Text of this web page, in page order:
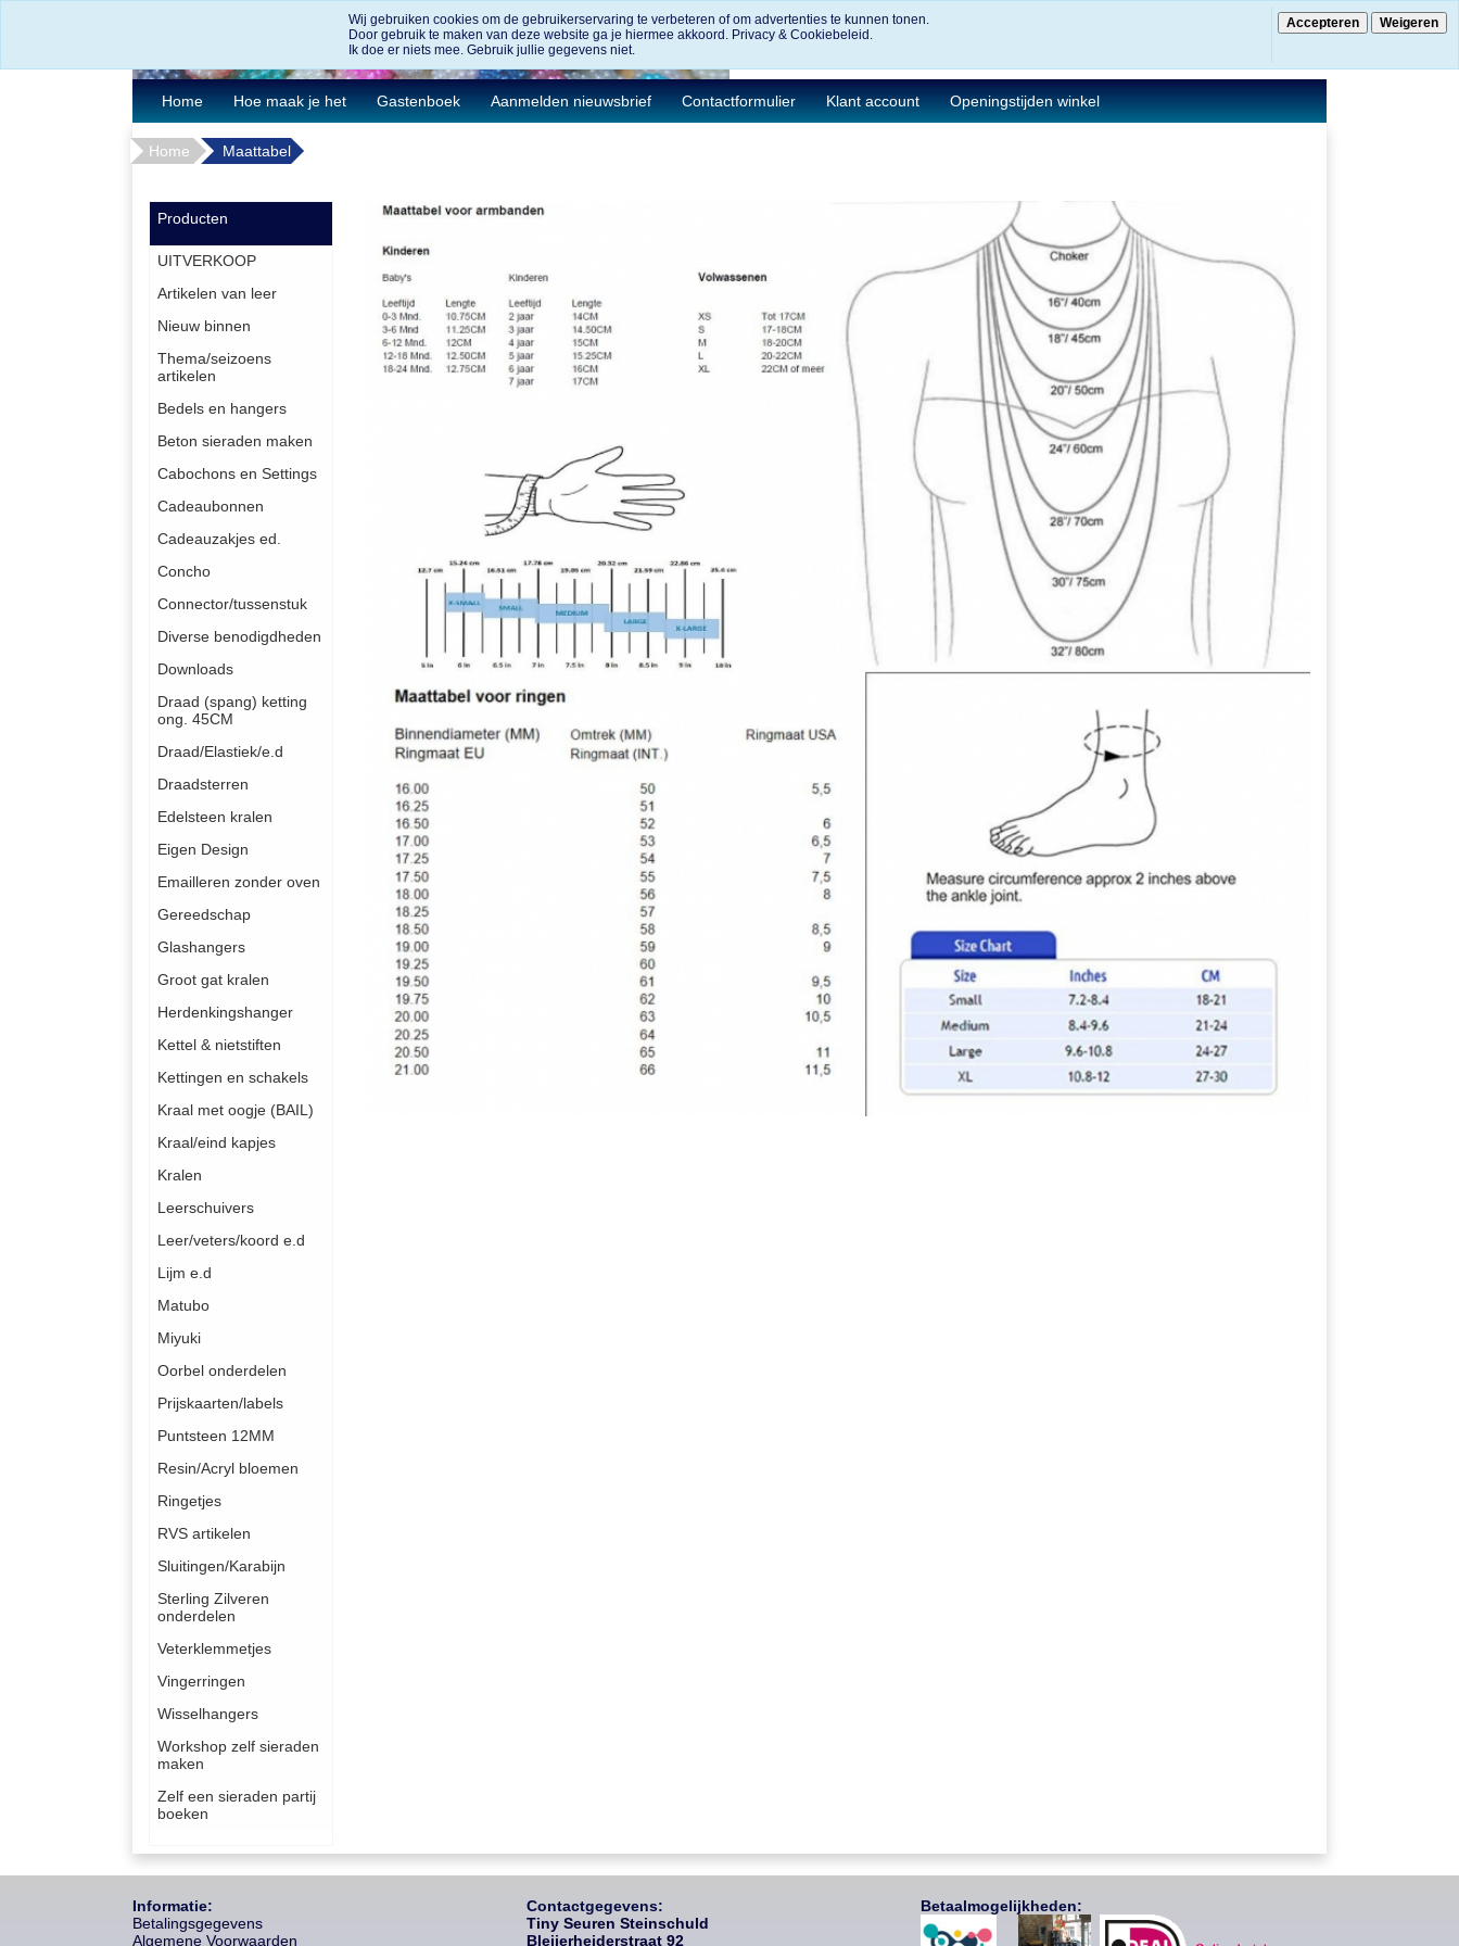
€ 0.00
Home Hoe maak je het Gastenboek Aanmelden nieuwsbrief Contactformulier Klant account Openingstijden winkel
Home Maattabel
Producten
UITVERKOOP
Artikelen van leer
Nieuw binnen
Thema/seizoens
artikelen
Bedels en hangers
Beton sieraden maken
Cabochons en Settings
Cadeaubonnen
Cadeauzakjes ed.
Concho
Connector/tussenstuk
Diverse benodigdheden
Downloads
Draad (spang) ketting
ong. 45CM
Draad/Elastiek/e.d
Draadsterren
Edelsteen kralen
Eigen Design
Emailleren zonder oven
Gereedschap
Glashangers
Groot gat kralen
Herdenkingshanger
Kettel & nietstiften
Kettingen en schakels
Kraal met oogje (BAIL)
Kraal/eind kapjes
Kralen
Leerschuivers
Leer/veters/koord e.d
Lijm e.d
Matubo
Miyuki
Oorbel onderdelen
Prijskaarten/labels
Puntsteen 12MM
Resin/Acryl bloemen
Ringetjes
RVS artikelen
Sluitingen/Karabijn
Sterling Zilveren
onderdelen
Veterklemmetjes
Vingerringen
Wisselhangers
Workshop zelf sieraden
maken
Zelf een sieraden partij
boeken
Informatie:
Betalingsgegevens
Algemene Voorwaarden
Contactgegevens:
Tiny Seuren Steinschuld
Bleijerheiderstraat 92
Betaalmogelijkheden:
Wij gebruiken cookies om de gebruikerservaring te verbeteren of om advertenties te kunnen tonen.
Door gebruik te maken van deze website ga je hiermee akkoord. Privacy & Cookiebeleid.
Ik doe er niets mee. Gebruik jullie gegevens niet.
Accepteren Weigeren